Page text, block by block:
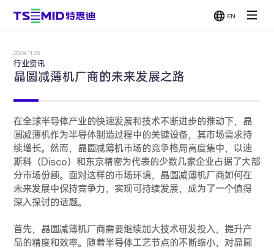
EN
贴片/刷洗
机
2024.11.28
行业资讯
晶圆减薄机厂商的未来发展之路
在全球半导体产业的快速发展和技术不断进步的推动下，晶
圆减薄机作为半导体制造过程中的关键设备，其市场需求持
续增长。然而，晶圆减薄机市场的竞争格局高度集中，以迪
斯科（Disco）和东京精密为代表的少数几家企业占据了大部
分市场份额。面对这样的市场环境，晶圆减薄机厂商如何在
未来发展中保持竞争力，实现可持续发展，成为了一个值得
深入探讨的话题。
首先，晶圆减薄机厂商需要继续加大技术研发投入，提升产
品的精度和效率。随着半导体工艺节点的不断缩小，对晶圆